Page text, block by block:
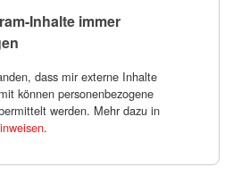
Inhalte immer
dass mir externe Inhalte
können personenbezogene
werden. Mehr dazu in
.